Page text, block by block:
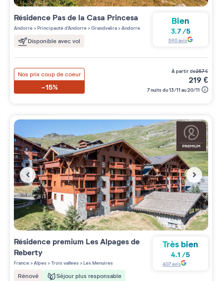
Résidence Pas de la Casa Princesa
Andorre>Principauté d'Andorre>Grandvalira>Andorre
Disponible avec vol
Bien
3.7 /5
590avis
Nos prix coup de coeur
-15%
à partir de257€
219 €
7 nuits du 13/11 au 20/11
Résidence premium Les Alpages de
Reberty
France>Alpes>Trois vallées>Les Menuires
Rénové Séjour plus responsable
Très bien
4.1 /5
407avis